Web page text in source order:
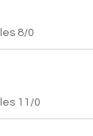
8/0
11/0